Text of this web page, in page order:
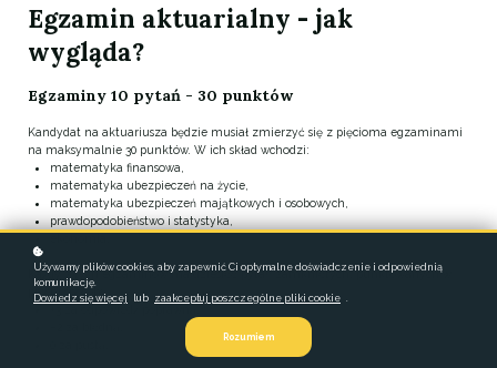
Egzamin aktuarialny - jak
wygląda?
Egzaminy 10 pytań - 30 punktów
Kandydat na aktuariusza będzie musiał zmierzyć się z pięcioma egzaminami
na maksymalnie 30 punktów. W ich skład wchodzi:
matematyka finansowa,
matematyka ubezpieczeń na życie,
matematyka ubezpieczeń majątkowych i osobowych,
prawdopodobieństwo i statystyka,
Każdy z tych egzaminów ma dziesięć pytań zamkniętych, punktowanych w
prosty sposób:
Używamy plików cookies, aby zapewnić Ci optymalne doświadczenie i odpowiednią
komunikację.
Dowiedz się więcej
lub zaakceptuj poszczególne pliki cookie .
Rozumiem